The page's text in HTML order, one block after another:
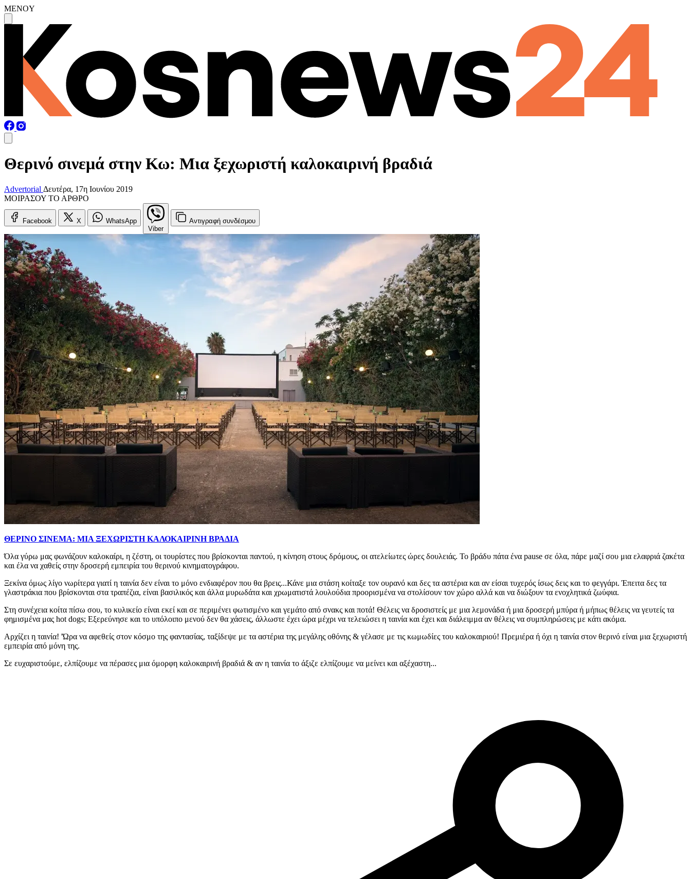
MENOY
Θερινό σινεμά στην Κω: Μια ξεχωριστή καλοκαιρινή βραδιά
Advertorial Δευτέρα, 17η Ιουνίου 2019
ΜΟΙΡΑΣΟΥ ΤΟ ΑΡΘΡΟ
Facebook X
WhatsApp
Viber
Αντιγραφή συνδέσμου
ΘΕΡΙΝΟ ΣΙΝΕΜΑ: ΜΙΑ ΞΕΧΩΡΙΣΤΗ ΚΑΛΟΚΑΙΡΙΝΗ ΒΡΑΔΙΑ
Όλα γύρω μας φωνάζουν καλοκαίρι, η ζέστη, οι τουρίστες που βρίσκονται παντού, η κίνηση στους δρόμους, οι ατελείωτες ώρες δουλειάς. Το βράδυ πάτα ένα pause σε όλα, πάρε μαζί σου μια ελαφριά ζακέτα
και έλα να χαθείς στην δροσερή εμπειρία του θερινού κινηματογράφου.
Ξεκίνα όμως λίγο νωρίτερα γιατί η ταινία δεν είναι το μόνο ενδιαφέρον που θα βρεις...Κάνε μια στάση κοίταξε τον ουρανό και δες τα αστέρια και αν είσαι τυχερός ίσως δεις και το φεγγάρι. Έπειτα δες τα
γλαστράκια που βρίσκονται στα τραπέζια, είναι βασιλικός και άλλα μυρωδάτα και χρωματιστά λουλούδια προορισμένα να στολίσουν τον χώρο αλλά και να διώξουν τα ενοχλητικά ζωύφια.
Στη συνέχεια κοίτα πίσω σου, το κυλικείο είναι εκεί και σε περιμένει φωτισμένο και γεμάτο από σνακς και ποτά! Θέλεις να δροσιστείς με μια λεμονάδα ή μια δροσερή μπύρα ή μήπως θέλεις να γευτείς τα
φημισμένα μας hot dogs; Εξερεύνησε και το υπόλοιπο μενού δεν θα χάσεις, άλλωστε έχει ώρα μέχρι να τελειώσει η ταινία και έχει και διάλειμμα αν θέλεις να συμπληρώσεις με κάτι ακόμα.
Αρχίζει η ταινία! 'Ώρα να αφεθείς στον κόσμο της φαντασίας, ταξίδεψε με τα αστέρια της μεγάλης οθόνης & γέλασε με τις κωμωδίες του καλοκαιριού! Πρεμιέρα ή όχι η ταινία στον θερινό είναι μια ξεχωριστή
εμπειρία από μόνη της.
Σε ευχαριστούμε, ελπίζουμε να πέρασες μια όμορφη καλοκαιρινή βραδιά & αν η ταινία το άξιζε ελπίζουμε να μείνει και αξέχαστη...